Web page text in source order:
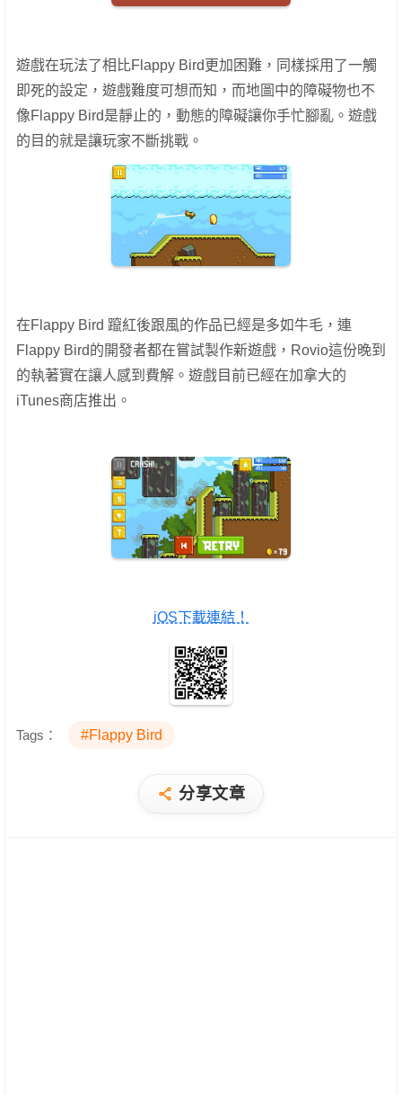
遊戲在玩法了相比Flappy Bird更加困難，同樣採用了一觸
即死的設定，遊戲難度可想而知，而地圖中的障礙物也不
像Flappy Bird是靜止的，動態的障礙讓你手忙腳亂。遊戲
的目的就是讓玩家不斷挑戰。
在Flappy Bird 躥紅後跟風的作品已經是多如牛毛，連
Flappy Bird的開發者都在嘗試製作新遊戲，Rovio這份晚到
的執著實在讓人感到費解。遊戲目前已經在加拿大的
iTunes商店推出。
iOS下載連結！
Tags： #Flappy Bird
分享文章